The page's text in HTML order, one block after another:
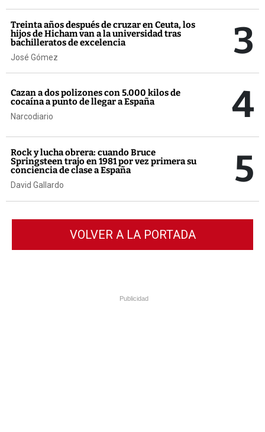
Treinta años después de cruzar en Ceuta, los
hijos de Hicham van a la universidad tras
bachilleratos de excelencia
José Gómez 3
Cazan a dos polizones con 5.000 kilos de
cocaína a punto de llegar a España
Narcodiario 4
Rock y lucha obrera: cuando Bruce
Springsteen trajo en 1981 por vez primera su
conciencia de clase a España
David Gallardo 5
VOLVER A LA PORTADA
Publicidad